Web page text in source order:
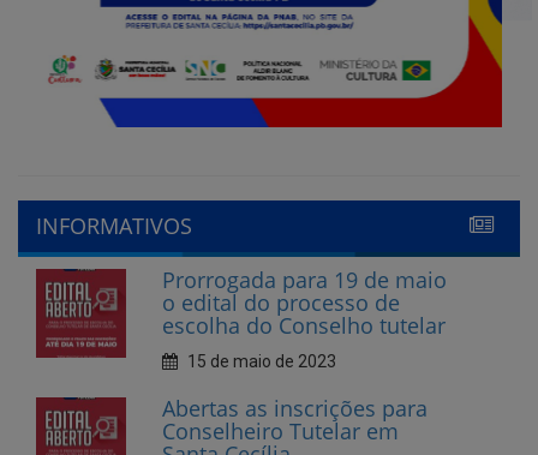
INFORMATIVOS
o edital do processo de
escolha do Conselho tutelar
15 de maio de 2023
Abertas as inscrições para
Conselheiro Tutelar em
Santa Cecília
CECIFOLIA nas Escolas 2023